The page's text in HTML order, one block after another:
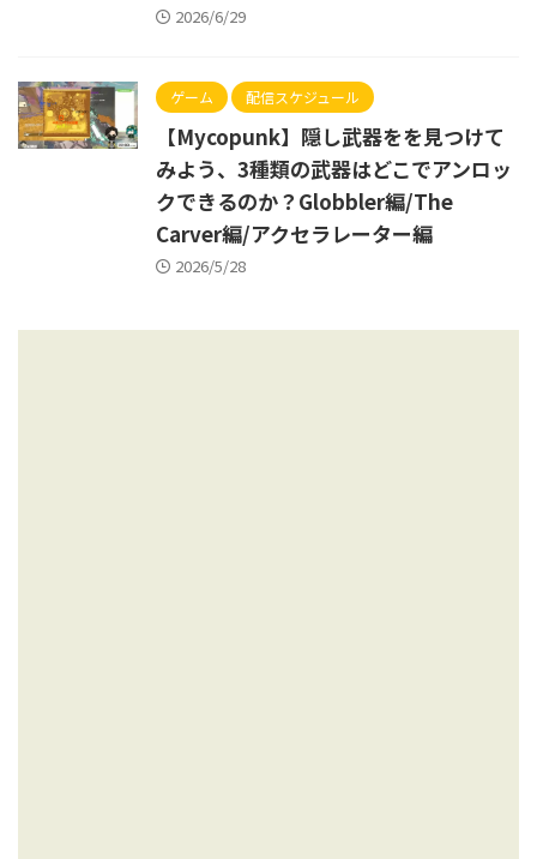
2026/6/29
ゲーム 配信スケジュール
【Mycopunk】隠し武器をを見つけて
みよう、3種類の武器はどこでアンロッ
クできるのか？Globbler編/The
Carver編/アクセラレーター編
2026/5/28